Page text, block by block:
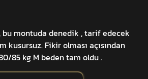
bu montuda denedik , tarif edecek
kusursuz. Fikir olması açısından
85 kg M beden tam oldu .